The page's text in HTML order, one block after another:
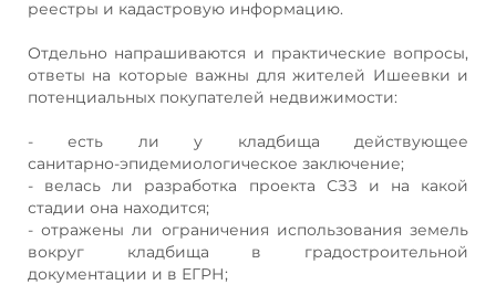
реестры и кадастровую информацию.
Отдельно напрашиваются и практические вопросы,
ответы на которые важны для жителей Ишеевки и
потенциальных покупателей недвижимости:
- есть ли у кладбища действующее
санитарно‑эпидемиологическое заключение;
- велась ли разработка проекта СЗЗ и на какой
стадии она находится;
- отражены ли ограничения использования земель
вокруг кладбища в градостроительной
документации и в ЕГРН;